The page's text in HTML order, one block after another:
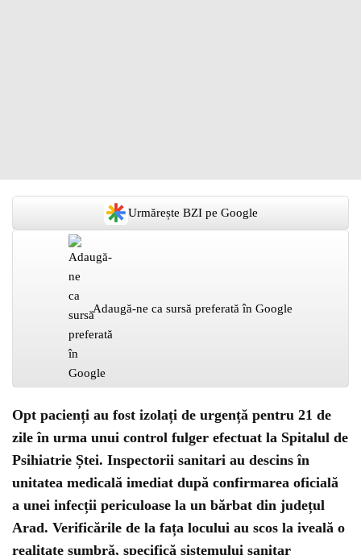
Urmărește BZI pe Google
Adaugă-ne ca sursă preferată în Google
Opt pacienți au fost izolați de urgență pentru 21 de
zile în urma unui control fulger efectuat la Spitalul de
Psihiatrie Ștei. Inspectorii sanitari au descins în
unitatea medicală imediat după confirmarea oficială
a unei infecții periculoase la un bărbat din județul
Arad. Verificările de la fața locului au scos la iveală o
realitate sumbră, specifică sistemului sanitar